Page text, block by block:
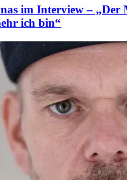
im Interview – „Der
ich bin“